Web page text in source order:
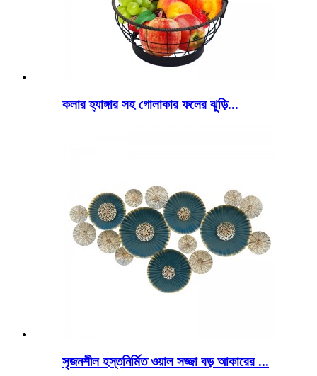
কলার হ্যাঙ্গার সহ গোলাকার ফলের ঝুড়ি...
সৃজনশীল হস্তনির্মিত ওয়াল সজ্জা বড় আকারের ...